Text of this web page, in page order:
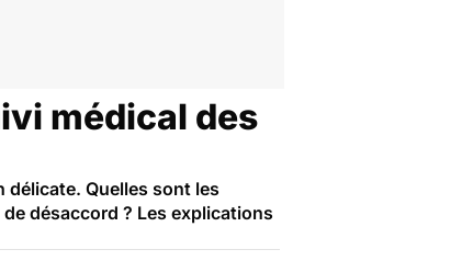
médical des
délicate. Quelles sont les
désaccord ? Les explications